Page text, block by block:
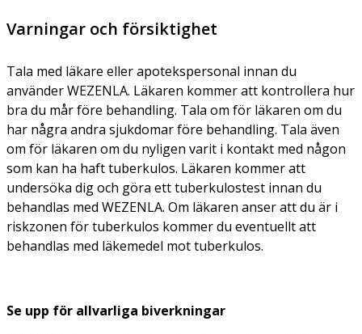
Varningar och försiktighet
Tala med läkare eller apotekspersonal innan du
använder WEZENLA. Läkaren kommer att kontrollera hur
bra du mår före behandling. Tala om för läkaren om du
har några andra sjukdomar före behandling. Tala även
om för läkaren om du nyligen varit i kontakt med någon
som kan ha haft tuberkulos. Läkaren kommer att
undersöka dig och göra ett tuberkulostest innan du
behandlas med WEZENLA. Om läkaren anser att du är i
riskzonen för tuberkulos kommer du eventuellt att
behandlas med läkemedel mot tuberkulos.
Se upp för allvarliga biverkningar